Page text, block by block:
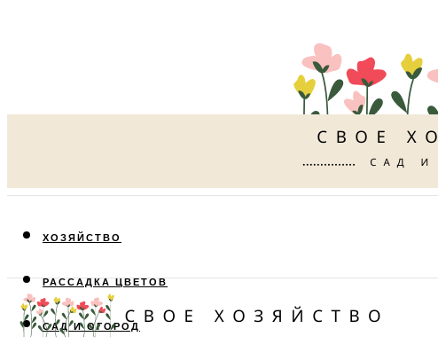
ХОЗЯЙСТВО
РАССАДКА ЦВЕТОВ
САД И ОГОРОД